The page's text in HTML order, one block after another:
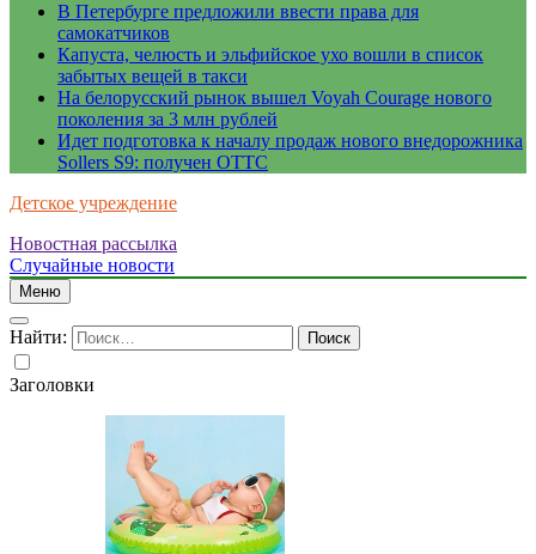
В Петербурге предложили ввести права для
самокатчиков
Капуста, челюсть и эльфийское ухо вошли в список
забытых вещей в такси
На белорусский рынок вышел Voyah Courage нового
поколения за 3 млн рублей
Идет подготовка к началу продаж нового внедорожника
Sollers S9: получен ОТТС
Детское учреждение
Новостная рассылка
Случайные новости
Меню
Найти:
Заголовки